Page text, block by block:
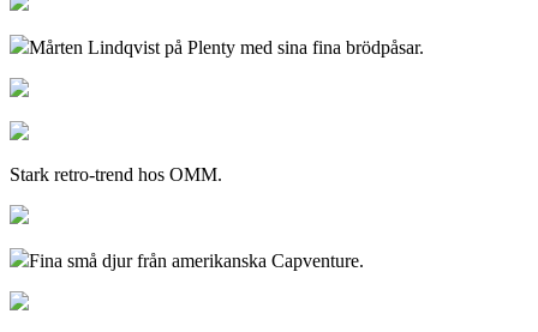
Mårten Lindqvist på Plenty med sina fina brödpåsar.
Stark retro-trend hos OMM.
Fina små djur från amerikanska Capventure.